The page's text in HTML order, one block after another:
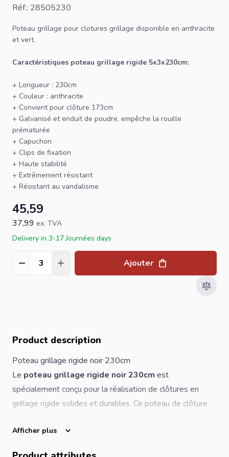
Réf.: 28505230
Poteau grillage pour clotures grillage disponible en anthracite
et vert.
Caractéristiques poteau grillage rigide 5x3x230cm:
+ Longueur : 230cm
+ Couleur : anthracite
+ Convient pour clôture 173cm
+ Galvanisé et enduit de poudre, empêche la rouille
prématurée
+ Capuchon
+ Clips de fixation
+ Haute stabilité
+ Extrêmement résistant
+ Résistant au vandalisme
45,59
37,99 ex. TVA
Delivery in 3-17 Journées days
Quantité Ajouter
Product description
Poteau grillage rigide noir 230cm
Le poteau grillage rigide noir 230cm est
spécialement conçu pour la réalisation de clôtures en
grillage rigide solides et durables. Ce poteau de clôture
excellente résistance contre la corrosion, les intempéries
Afficher plus